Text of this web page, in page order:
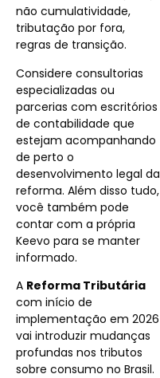
não cumulatividade,
tributação por fora,
regras de transição.
Considere consultorias
especializadas ou
parcerias com escritórios
de contabilidade que
estejam acompanhando
de perto o
desenvolvimento legal da
reforma. Além disso tudo,
você também pode
contar com a própria
Keevo para se manter
informado.
A Reforma Tributária
com início de
implementação em 2026
vai introduzir mudanças
profundas nos tributos
sobre consumo no Brasil.